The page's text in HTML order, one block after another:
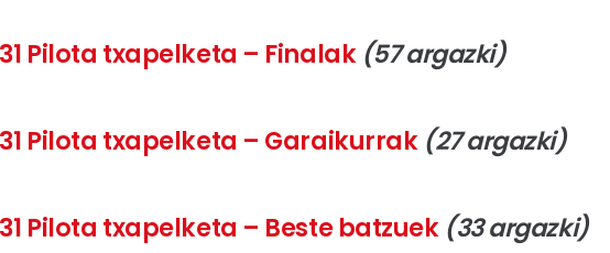
Pilota txapelketa – Finalak (57 argazki)
Pilota txapelketa – Garaikurrak (27 argazki)
Pilota txapelketa – Beste batzuek (33 argazki)